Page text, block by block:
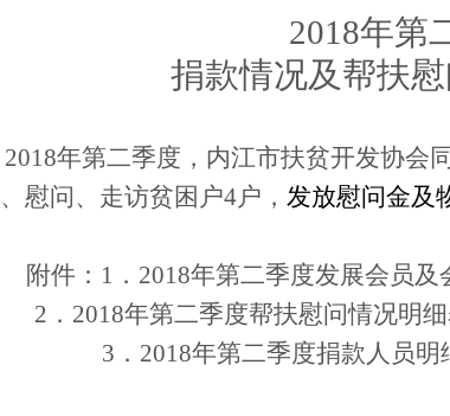
201 8年第
捐款情况及帮扶
8年第二季度，内江市扶贫开发协会
慰问、走访贫困户4户， 发放慰问金及
附件： 1 ． 2018年第二季度发展会员及
． 2018年第二季度帮扶慰问情况明
3 ． 2018年第二季度捐款人员明